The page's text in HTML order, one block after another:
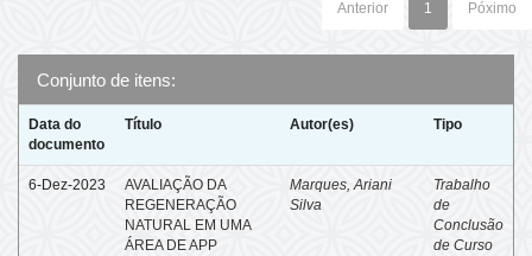
Anterior 1 Póximo
Conjunto de itens:
Data do
documento
Título Autor(es) Tipo
6-Dez-2023
AVALIAÇÃO DA
REGENERAÇÃO
NATURAL EM UMA
ÁREA DE APP
Marques, Ariani
Silva
Trabalho
de
Conclusão
de Curso